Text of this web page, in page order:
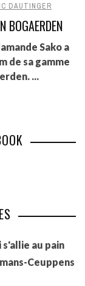
DAUTINGER
BOGAERDEN
Sako a
de sa gamme
...
au pain
Ceuppens